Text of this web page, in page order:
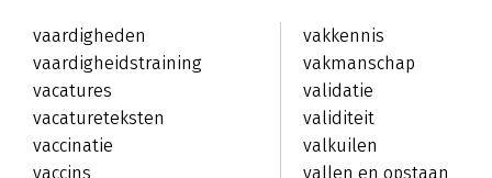
vaardigheden
vaardigheidstraining
vacatures
vacatureteksten
vaccinatie
vaccins
vakkennis
vakmanschap
validatie
validiteit
valkuilen
vallen en opstaan